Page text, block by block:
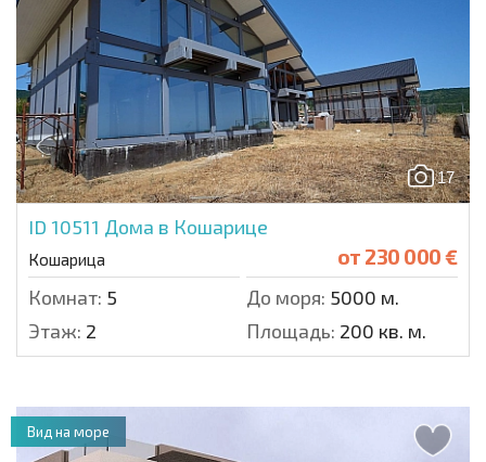
17
ID 10511 Дома в Кошарице
Кошарица от 230 000 €
Комнат: 5 До моря: 5000 м.
Этаж: 2 Площадь: 200 кв. м.
Вид на море